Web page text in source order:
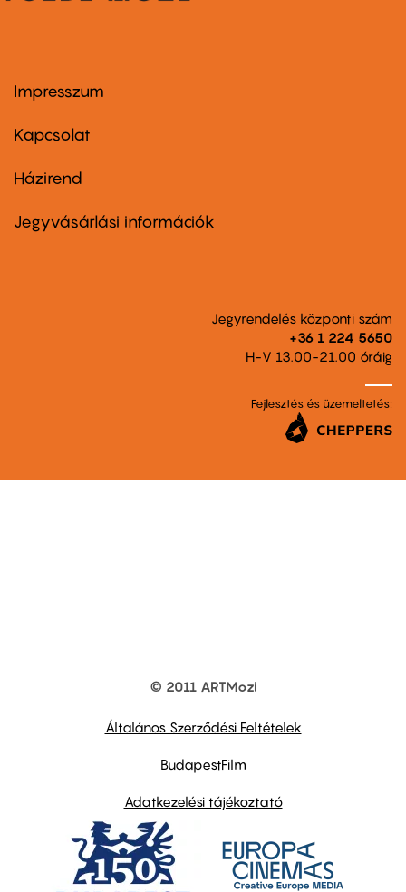
Footer
first
Impresszum
Kapcsolat
Footer
second
Házirend
Jegyvásárlási információk
Jegyrendelés központi szám
+36 1 224 5650
H-V 13.00-21.00 óráig
Fejlesztés és üzemeltetés:
© 2011 ARTMozi
Általános Szerződési Feltételek
BudapestFilm
Adatkezelési tájékoztató